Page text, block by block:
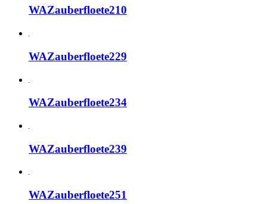
WAZauberfloete210
WAZauberfloete229
WAZauberfloete234
WAZauberfloete239
WAZauberfloete251